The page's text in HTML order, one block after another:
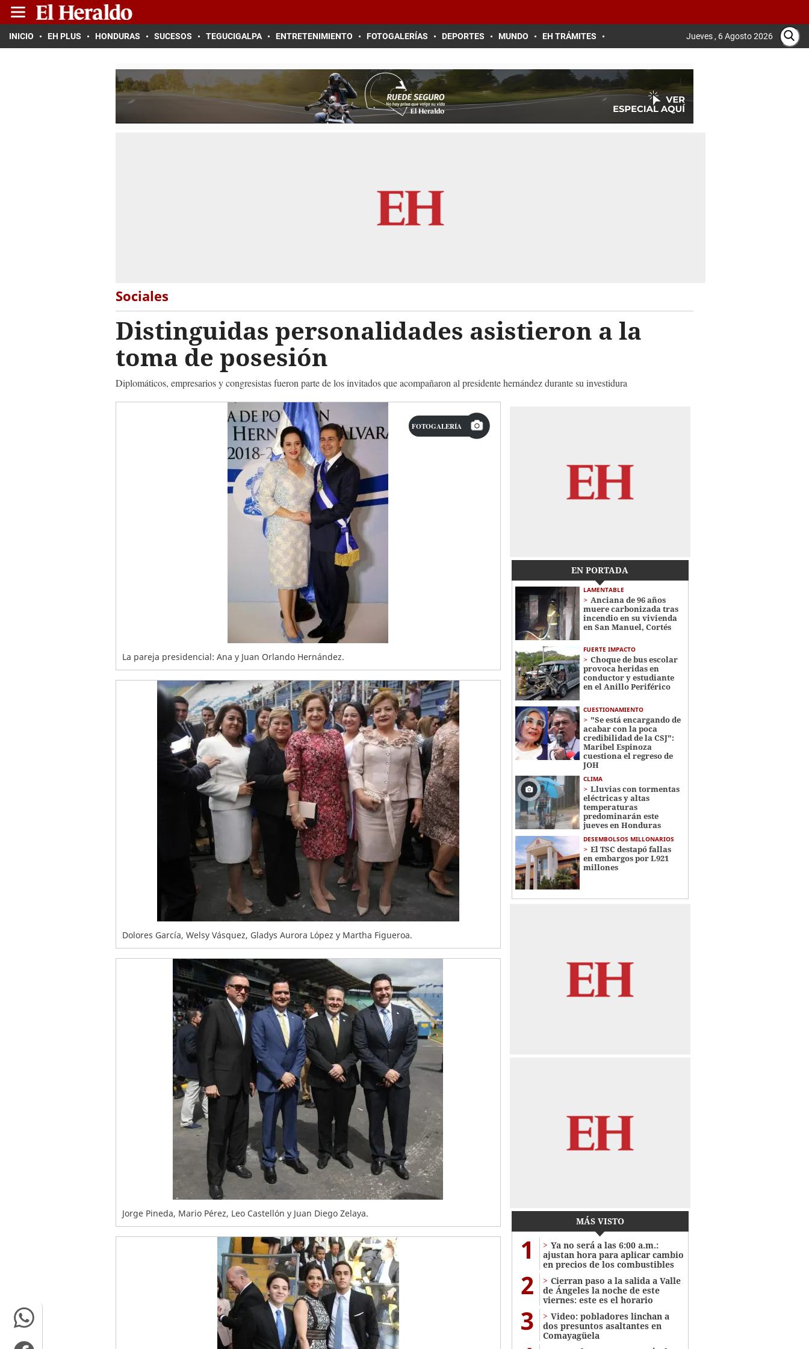
INICIO EH PLUS HONDURAS SUCESOS TEGUCIGALPA ENTRETENIMIENTO FOTOGALERÍAS DEPORTES MUNDO EH TRÁMITES Jueves , 6 Agosto 2026
Sociales
Distinguidas personalidades asistieron a la
toma de posesión
Diplomáticos, empresarios y congresistas fueron parte de los invitados que acompañaron al presidente hernández durante su investidura
FOTOGALERÍA
La pareja presidencial: Ana y Juan Orlando Hernández.
Dolores García, Welsy Vásquez, Gladys Aurora López y Martha Figueroa.
Jorge Pineda, Mario Pérez, Leo Castellón y Juan Diego Zelaya.
EN PORTADA
LAMENTABLE
Anciana de 96 años
muere carbonizada tras
incendio en su vivienda
en San Manuel, Cortés
FUERTE IMPACTO
Choque de bus escolar
provoca heridas en
conductor y estudiante
en el Anillo Periférico
CUESTIONAMIENTO
"Se está encargando de
acabar con la poca
credibilidad de la CSJ":
Maribel Espinoza
cuestiona el regreso de
JOH
CLIMA
Lluvias con tormentas
eléctricas y altas
temperaturas
predominarán este
jueves en Honduras
DESEMBOLSOS MILLONARIOS
El TSC destapó fallas
en embargos por L921
millones
MÁS VISTO
1
Ya no será a las 6:00 a.m.:
ajustan hora para aplicar cambio
en precios de los combustibles
2
Cierran paso a la salida a Valle
de Ángeles la noche de este
viernes: este es el horario
3
Video: pobladores linchan a
dos presuntos asaltantes en
Comayagüela